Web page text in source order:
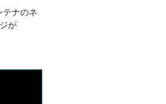
ナのネ
が